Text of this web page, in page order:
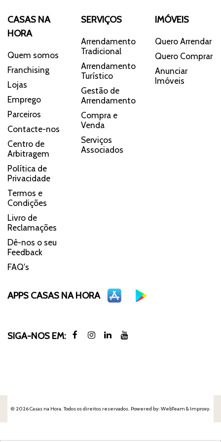
CASAS NA
HORA
Quem somos
Franchising
Lojas
Emprego
Parceiros
Contacte-nos
Centro de
Arbitragem
Política de
Privacidade
Termos e
Condições
Livro de
Reclamações
Dê-nos o seu
Feedback
FAQ's
SERVIÇOS
Arrendamento
Tradicional
Arrendamento
Turístico
Gestão de
Arrendamento
Compra e
Venda
Serviços
Associados
IMÓVEIS
Quero Arrendar
Quero Comprar
Anunciar
Imóveis
APPS CASAS NA HORA
SIGA-NOS EM:
© 2026 Casas na Hora. Todos os direitos reservados. Powered by: WebTeam & Improxy.